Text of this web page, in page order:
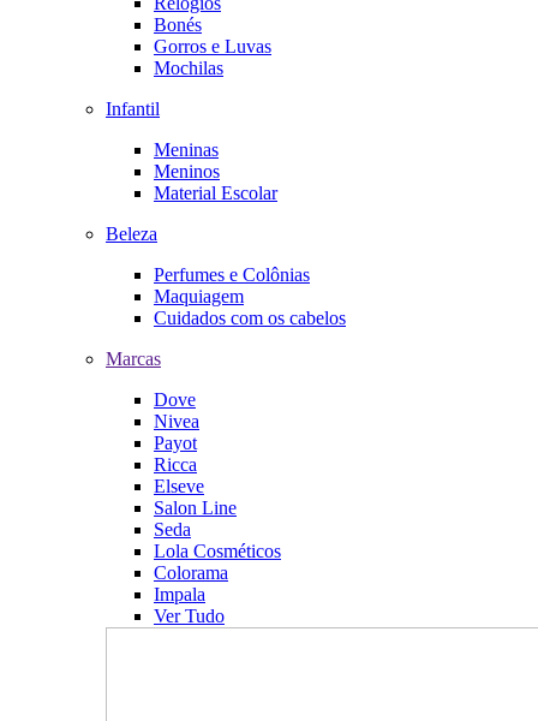
Bonés
Gorros e Luvas
Mochilas
Infantil
Meninas
Meninos
Material Escolar
Beleza
Perfumes e Colônias
Maquiagem
Cuidados com os cabelos
Marcas
Dove
Nivea
Payot
Ricca
Elseve
Salon Line
Seda
Lola Cosméticos
Colorama
Impala
Ver Tudo